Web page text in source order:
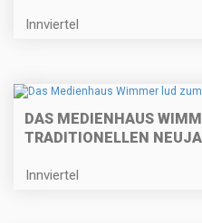
Innviertel
DAS MEDIENHAUS
TRADITIONELLEN
Innviertel